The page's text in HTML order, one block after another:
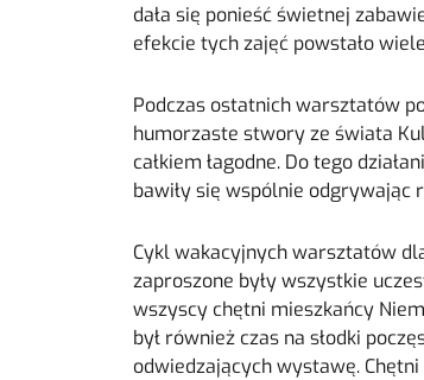
dała się ponieść świetnej
efekcie tych zajęć powstało
Podczas ostatnich warsztatów
humorzaste stwory ze świata
całkiem łagodne. Do tego
bawiły się wspólnie odgrywając
Cykl wakacyjnych warsztatów
zaproszone były wszystkie
wszyscy chętni mieszkańcy
był również czas na słodki
odwiedzających wystawę.